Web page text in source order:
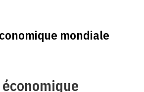
mondiale
économique